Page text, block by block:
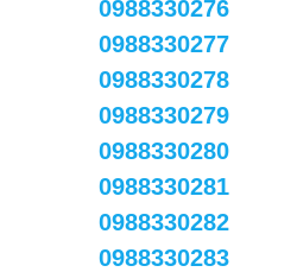
0988330276
0988330277
0988330278
0988330279
0988330280
0988330281
0988330282
0988330283